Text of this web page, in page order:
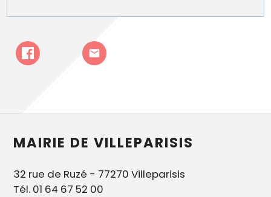
MAIRIE DE VILLEPARISIS
32 rue de Ruzé - 77270 Villeparisis
Tél. 01 64 67 52 00